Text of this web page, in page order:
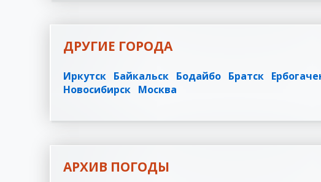
ДРУГИЕ ГОРОДА
Иркутск Байкальск Бодайбо Братск
Новосибирск Москва
АРХИВ ПОГОДЫ